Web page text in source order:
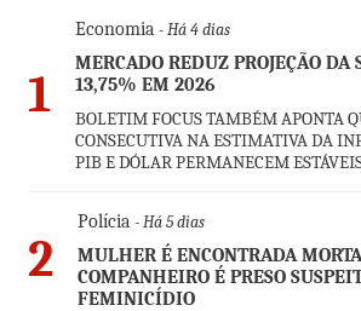
1
Economia - Há 4 dias
MERCADO REDUZ PROJEÇÃO DA
13,75% EM 2026
BOLETIM FOCUS TAMBÉM APONTA
CONSECUTIVA NA ESTIMATIVA DA
PIB E DÓLAR PERMANECEM
2
Polícia - Há 5 dias
MULHER É ENCONTRADA
COMPANHEIRO É PRESO
FEMINICÍDIO